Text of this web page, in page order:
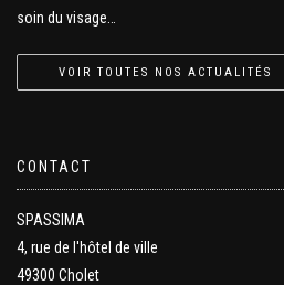
soin du visage…
VOIR TOUTES NOS ACTUALITÉS
CONTACT
SPASSIMA
4, rue de l'hôtel de ville
49300 Cholet